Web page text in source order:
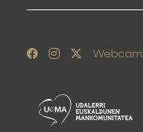
Webcam